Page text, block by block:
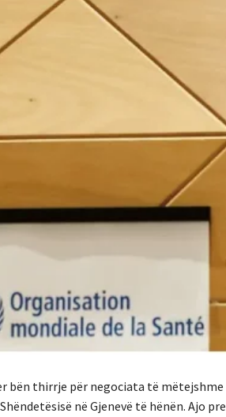
bën thirrje për negociata të
në Gjenevë të hënën. Ajo